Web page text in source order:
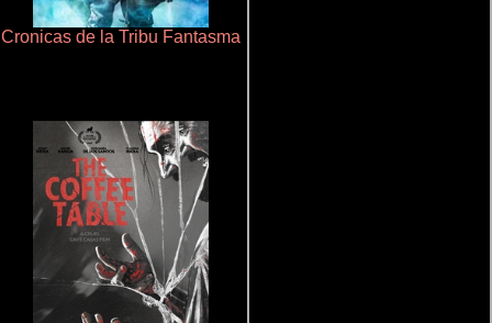
Cronicas de la Tribu Fantasma